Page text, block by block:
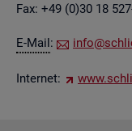
Fax: +49 (0)30 18
E-Mail:
In­ter­net: